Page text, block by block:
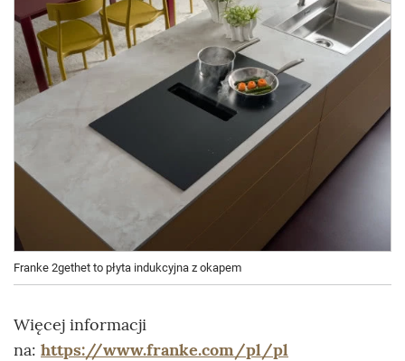
Franke 2gethet to płyta indukcyjna z okapem
Więcej informacji
na: https://www.franke.com/pl/pl